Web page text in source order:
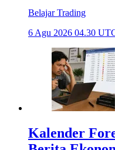
Belajar Trading
6 Agu 2026 04.30
Kalender